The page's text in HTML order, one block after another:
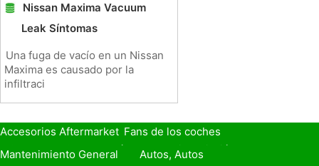
Nissan Maxima Vacuum
Leak Síntomas
Una fuga de vacío en un Nissan
Maxima es causado por la
infiltraci
Accesorios Aftermarket Fans de los coches
Seguro de Coche
Préstamos y Financiación
Mantenimiento General
Autos, Autos